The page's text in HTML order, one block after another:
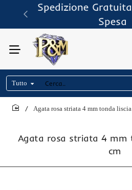
Spedizione
Spesa
Tutto
Cerca..
Agata rosa striata 4 mm
cm
Agata rosa striata 4 mm tonda